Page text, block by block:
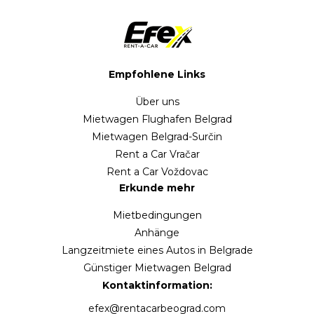
Empfohlene Links
Über uns
Mietwagen Flughafen Belgrad
Mietwagen Belgrad-Surčin
Rent a Car Vračar
Rent a Car Voždovac
Erkunde mehr
Mietbedingungen
Anhänge
Langzeitmiete eines Autos in Belgrade
Günstiger Mietwagen Belgrad
Kontaktinformation:
efex@rentacarbeograd.com